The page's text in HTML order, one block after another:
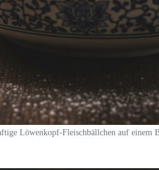
Löwenkopf-Fleischbällchen auf einem